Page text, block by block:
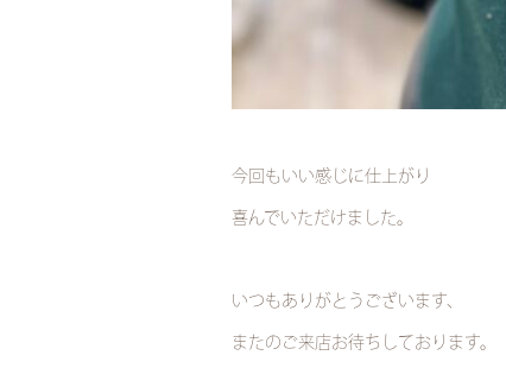
今回もいい感じに仕上がり
喜んでいただけました。
いつもありがとうございます、
またのご来店お待ちしております。